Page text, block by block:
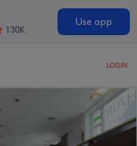
130K
Use app
LOGIN